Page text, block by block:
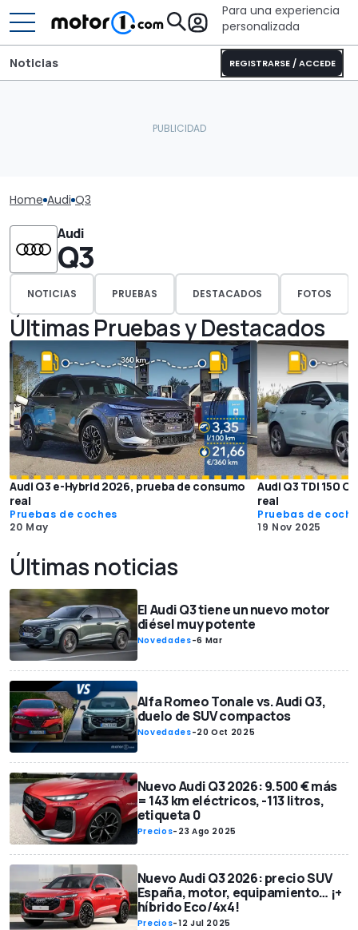
Para una experiencia
personalizada
REGISTRARSE / ACCEDE
Noticias
Home Audi Q3
Audi
Q3
NOTICIAS PRUEBAS DESTACADOS FOTOS
Últimas Pruebas y Destacados
Audi Q3 e-Hybrid 2026, prueba de consumo
real
Pruebas de coches
20 May
Audi Q3 TDI 150
real
Pruebas de
19 Nov 2025
Últimas noticias
El Audi Q3 tiene un nuevo motor
diésel muy potente
Novedades-6 Mar
Alfa Romeo Tonale vs. Audi Q3,
duelo de SUV compactos
Novedades-20 Oct 2025
Nuevo Audi Q3 2026: 9.500 € más
= 143 km eléctricos, -113 litros,
etiqueta 0
Precios- 23 Ago 2025
Nuevo Audi Q3 2026: precio SUV
España, motor, equipamiento… ¡+
híbrido Eco/4x4!
Precios-12 Jul 2025